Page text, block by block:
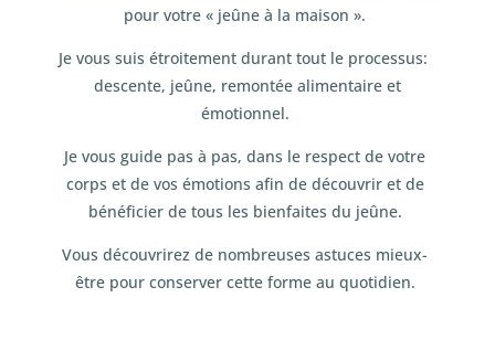
pour votre « jeûne à la maison ».
Je vous suis étroitement durant tout le processus:
descente, jeûne, remontée alimentaire et
émotionnel.
Je vous guide pas à pas, dans le respect de votre
corps et de vos émotions afin de découvrir et de
bénéficier de tous les bienfaites du jeûne.
Vous découvrirez de nombreuses astuces mieux-
être pour conserver cette forme au quotidien.